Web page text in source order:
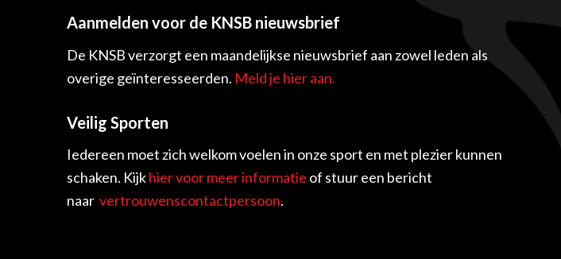
Aanmelden voor de KNSB nieuwsbrief
De KNSB verzorgt een maandelijkse nieuwsbrief aan zowel leden als
overige geïnteresseerden. Meld je hier aan.
Veilig Sporten
Iedereen moet zich welkom voelen in onze sport en met plezier kunnen
schaken. Kijkhier voor meer informatie of stuur een bericht
naar vertrouwenscontactpersoon.